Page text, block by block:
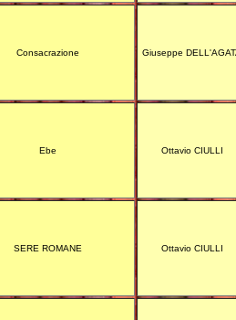
Consacrazione Giuseppe
Ebe Ottavio CIULLI
SERE ROMANE Ottavio CIULLI